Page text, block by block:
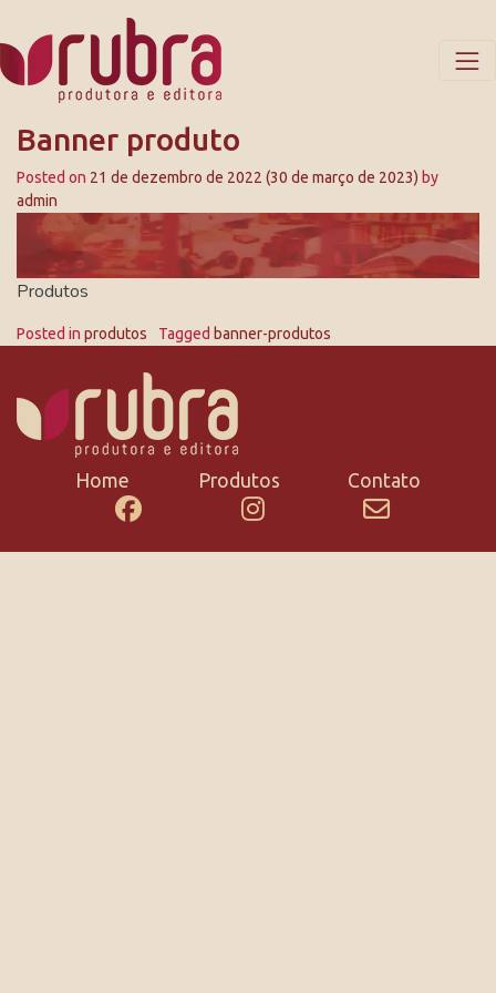
Banner produto
Posted on 21 de dezembro de 2022 (30 de março de 2023) by
admin
Produtos
Posted in produtos Tagged banner-produtos
Home Produtos Contato